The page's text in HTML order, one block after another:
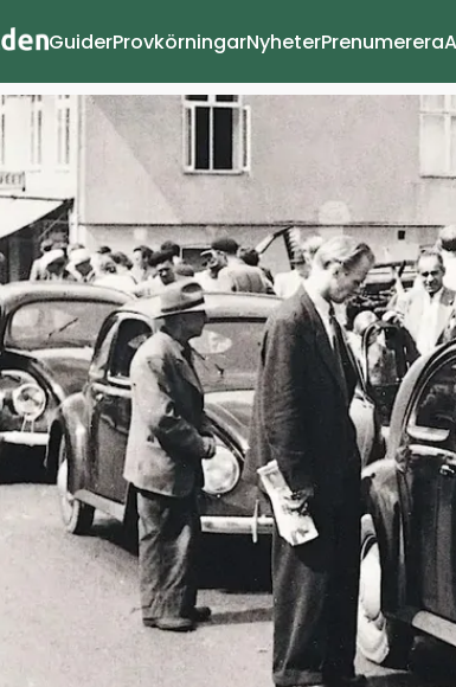
GuiderProvkörningarNyheterPrenumerera